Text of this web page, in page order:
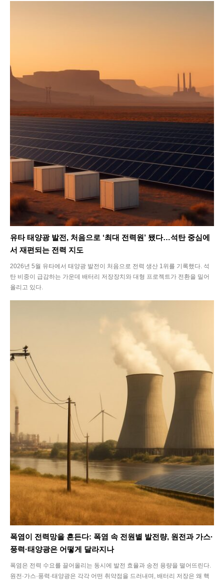
Life
Article
Tech
유타 태양광 발전, 처음으로 ‘최대 전력원’ 됐다…석탄 중심에
서 재편되는 전력 지도
2026년 5월 유타에서 태양광 발전이 처음으로 전력 생산 1위를 기록했다. 석
탄 비중이 급감하는 가운데 배터리 저장장치와 대형 프로젝트가 전환을 밀어
올리고 있다.
폭염이 전력망을 흔든다: 폭염 속 전원별 발전량, 원전과 가스·
풍력·태양광은 어떻게 달라지나
폭염은 전력 수요를 끌어올리는 동시에 발전 효율과 송전 용량을 떨어뜨린다.
원전·가스·풍력·태양광은 각각 어떤 취약점을 드러내며, 배터리 저장은 왜 핵